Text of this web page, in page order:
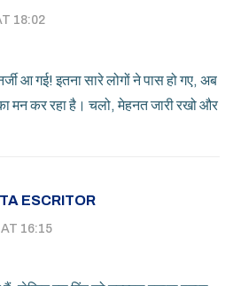
18:02
आ गई! इतना सारे लोगों ने पास हो गए, अब
मन कर रहा है। चलो, मेहनत जारी रखो और
ESCRITOR
16:15